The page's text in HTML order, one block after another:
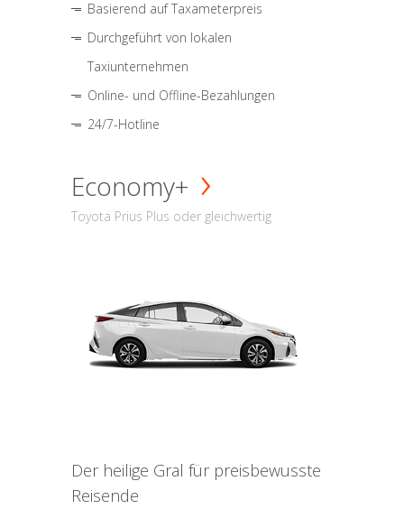
Basierend auf Taxameterpreis
Durchgeführt von lokalen
Taxiunternehmen
Online- und Offline-Bezahlungen
24/7-Hotline
Economy+
Toyota Prius Plus oder gleichwertig
Der heilige Gral für preisbewusste
Reisende